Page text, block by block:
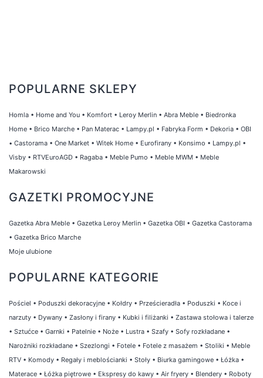
POPULARNE SKLEPY
Homla • Home and You • Komfort • Leroy Merlin • Abra Meble • Biedronka
Home • Brico Marche • Pan Materac • Lampy.pl • Fabryka Form • Dekoria • OBI
• Castorama • One Market • Witek Home • Eurofirany • Konsimo • Lampy.pl •
Visby • RTVEuroAGD • Ragaba • Meble Pumo • Meble MWM • Meble
Makarowski
GAZETKI PROMOCYJNE
Gazetka Abra Meble • Gazetka Leroy Merlin • Gazetka OBI • Gazetka Castorama
• Gazetka Brico Marche
Moje ulubione
POPULARNE KATEGORIE
Pościel • Poduszki dekoracyjne • Kołdry • Prześcieradła • Poduszki • Koce i
narzuty • Dywany • Zasłony i firany • Kubki i filiżanki • Zastawa stołowa i talerze
• Sztućce • Garnki • Patelnie • Noże • Lustra • Szafy • Sofy rozkładane •
Narożniki rozkładane • Szezlongi • Fotele • Fotele z masażem • Stoliki • Meble
RTV • Komody • Regały i meblościanki • Stoły • Biurka gamingowe • Łóżka •
Materace • Łóżka piętrowe • Ekspresy do kawy • Air fryery • Blendery • Roboty